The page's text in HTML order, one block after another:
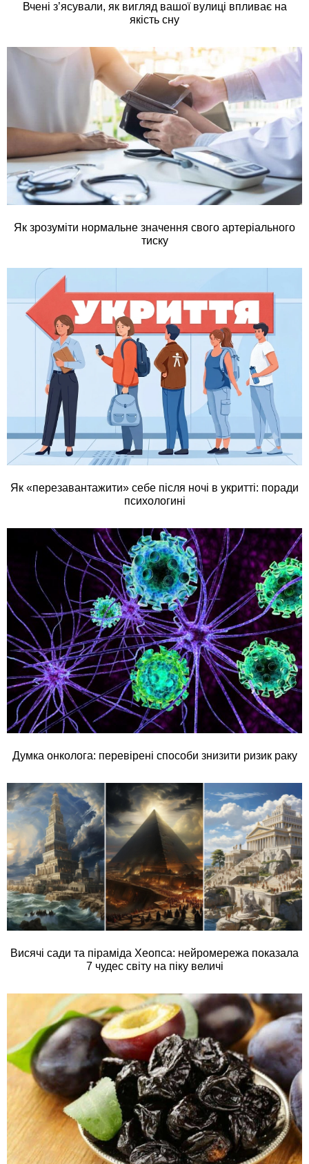
Вчені з’ясували, як вигляд вашої вулиці впливає на
якість сну
Як зрозуміти нормальне значення свого артеріального
тиску
Як «перезавантажити» себе після ночі в укритті: поради
психологині
Думка онколога: перевірені способи знизити ризик раку
Висячі сади та піраміда Хеопса: нейромережа показала
7 чудес світу на піку величі